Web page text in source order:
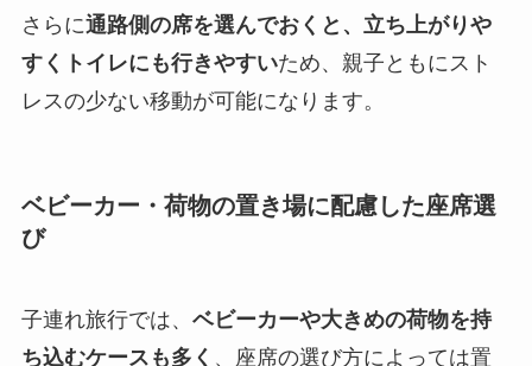
さらに通路側の席を選んでおくと、立ち上がりや
すくトイレにも行きやすいため、親子ともにスト
レスの少ない移動が可能になります。
ベビーカー・荷物の置き場に配慮した座席選
び
子連れ旅行では、 ベビーカーや大きめの荷物を持
ち込むケースも多く 、座席の選び方によっては置